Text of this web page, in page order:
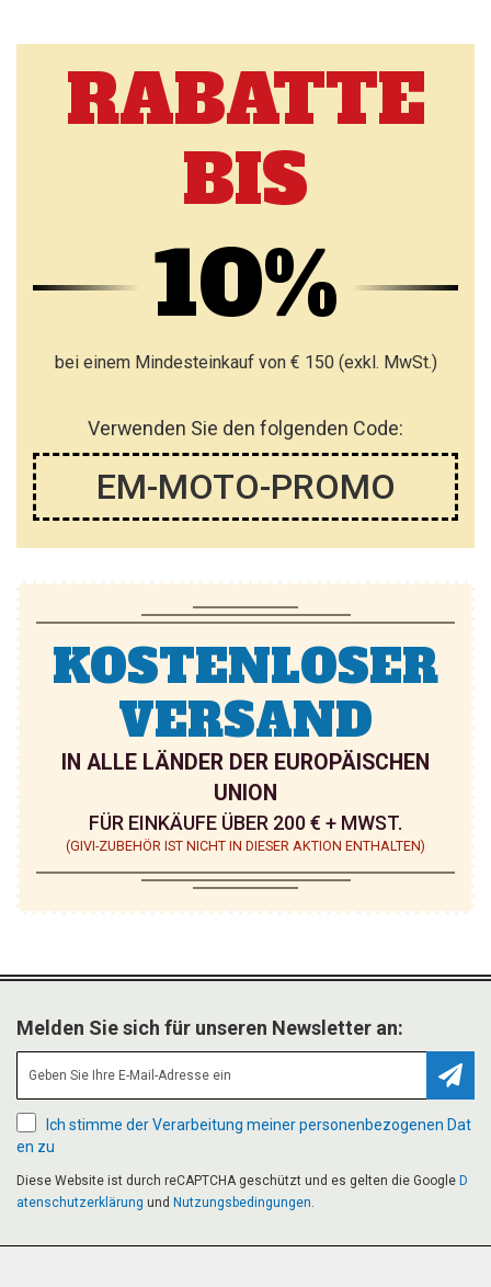
RABATTE
BIS
10%
bei einem Mindesteinkauf von € 150 (exkl. MwSt.)
Verwenden Sie den folgenden Code:
EM-MOTO-PROMO
KOSTENLOSER
VERSAND
IN ALLE LÄNDER DER EUROPÄISCHEN
UNION
FÜR EINKÄUFE ÜBER 200 € + MWST.
(GIVI-ZUBEHÖR IST NICHT IN DIESER AKTION ENTHALTEN)
Melden Sie sich für unseren Newsletter an:
Ich stimme der Verarbeitung meiner personenbezogenen Dat
en zu
Diese Website ist durch reCAPTCHA geschützt und es gelten die Google D
atenschutzerklärung und Nutzungsbedingungen.